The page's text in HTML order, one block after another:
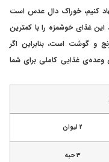
کنیم، خوراک دال عدس است
غذای خوشمزه را با کمترین
و گوشت است، بنابراین اگر
وعده‌ی غذایی کاملی برای شما
۲ لیوان
۳ حبه